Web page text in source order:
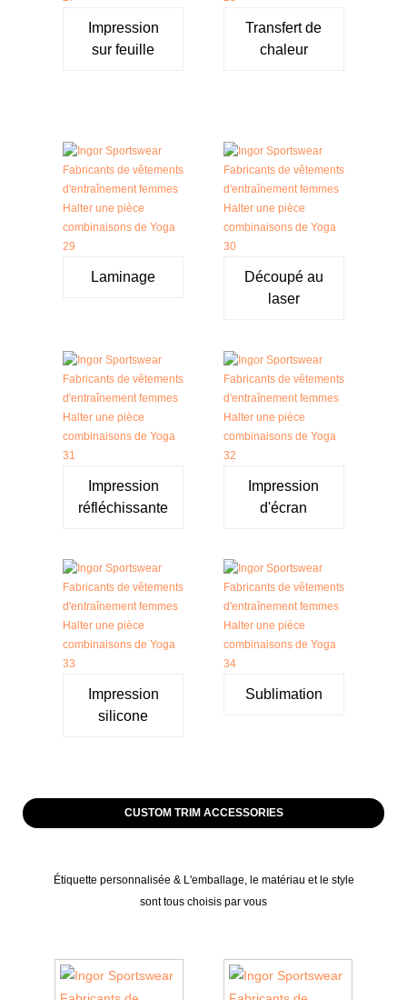
Impression
sur feuille
Transfert de
chaleur
Laminage
Découpé au
laser
Impression
réfléchissante
Impression
d'écran
Impression
silicone
Sublimation
CUSTOM TRIM ACCESSORIES
Étiquette personnalisée & L'emballage, le matériau et le style
sont tous choisis par vous